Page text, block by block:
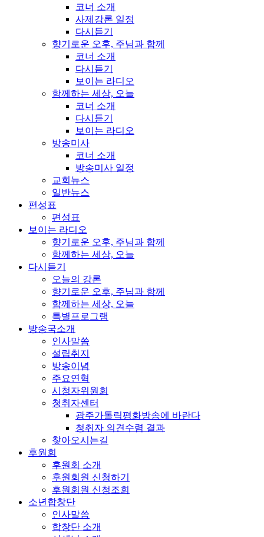
코너 소개
사제강론 일정
다시듣기
향기로운 오후, 주님과 함께
코너 소개
다시듣기
보이는 라디오
함께하는 세상, 오늘
코너 소개
다시듣기
보이는 라디오
방송미사
코너 소개
방송미사 일정
교회뉴스
일반뉴스
편성표
편성표
보이는 라디오
향기로운 오후, 주님과 함께
함께하는 세상, 오늘
다시듣기
오늘의 강론
향기로운 오후, 주님과 함께
함께하는 세상, 오늘
특별프로그램
방송국소개
인사말씀
설립취지
방송이념
주요연혁
시청자위원회
청취자센터
광주가톨릭평화방송에 바란다
청취자 의견수렴 결과
찾아오시는길
후원회
후원회 소개
후원회원 신청하기
후원회원 신청조회
소년합창단
인사말씀
합창단 소개